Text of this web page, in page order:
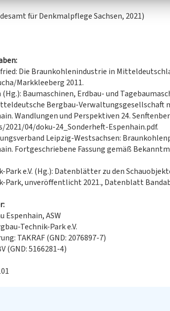
für Denkmalpflege Sachsen, 2021)
Die Braunkohlenindustrie in
Markkleeberg 2011.
Baumaschinen, Erdbau- und
Bergbau-Verwaltungsgesellschaft
Wandlungen und Perspektiven 24.
04/doku-24_Sonderheft-Espenhain.pdf.
Leipzig-Westsachsen:
Fortgeschriebene Fassung gemäß
Park e.V. (Hg.): Datenblätter zu den
Park, unveröffentlicht 2021., Datenblatt
Espenhain, ASW
Technik-Park e.V.
TAKRAF (GND: 2076897-7)
(GND: 5166281-4)